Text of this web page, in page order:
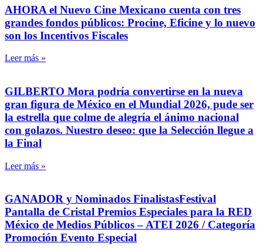
AHORA el Nuevo Cine Mexicano cuenta con tres
grandes fondos públicos: Procine, Eficine y lo nuevo
son los Incentivos Fiscales
Leer más »
GILBERTO Mora podría convertirse en la nueva
gran figura de México en el Mundial 2026, pude ser
la estrella que colme de alegría el ánimo nacional
con golazos. Nuestro deseo: que la Selección llegue a
la Final
Leer más »
GANADOR y Nominados FinalistasFestival
Pantalla de Cristal Premios Especiales para la RED
México de Medios Públicos – ATEI 2026 / Categoría
Promoción Evento Especial